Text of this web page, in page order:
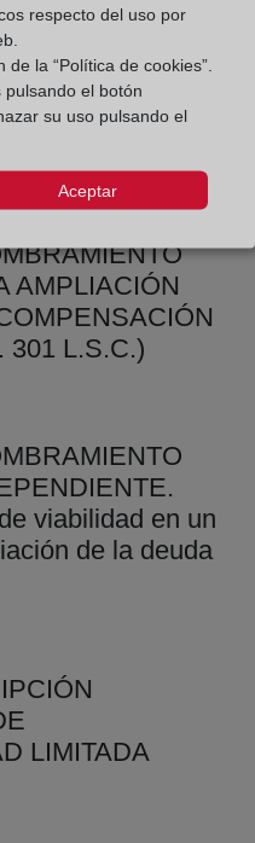
A
L.S.C.)
AMPLIACIÓN
301 L.S.C.)
viabilidad en un
de la deuda
LIMITADA
respecto del uso por
la “Política de cookies”.
el botón
su uso pulsando el
Aceptar